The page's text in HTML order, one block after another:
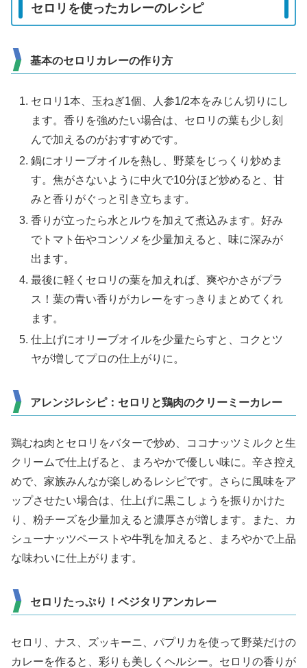
セロリを使ったカレーのレシピ
基本のセロリカレーの作り方
セロリ1本、玉ねぎ1個、人参1/2本をみじん切りにし
ます。香りを強めたい場合は、セロリの葉も少し刻
んで加えるのがおすすめです。
鍋にオリーブオイルを熱し、野菜をじっくり炒めま
す。焦がさないように中火で10分ほど炒めると、甘
みと香りがぐっと引き立ちます。
香りが立ったら水とルウを加えて煮込みます。好み
でトマト缶やコンソメを少量加えると、味に深みが
出ます。
最後に軽くセロリの葉を加えれば、爽やかさがプラ
ス！葉の青い香りがカレーをすっきりまとめてくれ
ます。
仕上げにオリーブオイルを少量たらすと、コクとツ
ヤが増してプロの仕上がりに。
アレンジレシピ：セロリと鶏肉のクリーミーカレー
鶏むね肉とセロリをバターで炒め、ココナッツミルクと生
クリームで仕上げると、まろやかで優しい味に。辛さ控え
めで、家族みんなが楽しめるレシピです。さらに風味をア
ップさせたい場合は、仕上げに黒こしょうを振りかけた
り、粉チーズを少量加えると濃厚さが増します。また、カ
シューナッツペーストや牛乳を加えると、まろやかで上品
な味わいに仕上がります。
セロリたっぷり！ベジタリアンカレー
セロリ、ナス、ズッキーニ、パプリカを使って野菜だけの
カレーを作ると、彩りも美しくヘルシー。セロリの香りが